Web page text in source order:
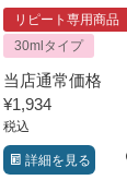
リピート専用商品
30mlタイプ
当店通常価格
¥1,934
税込
詳細を見る